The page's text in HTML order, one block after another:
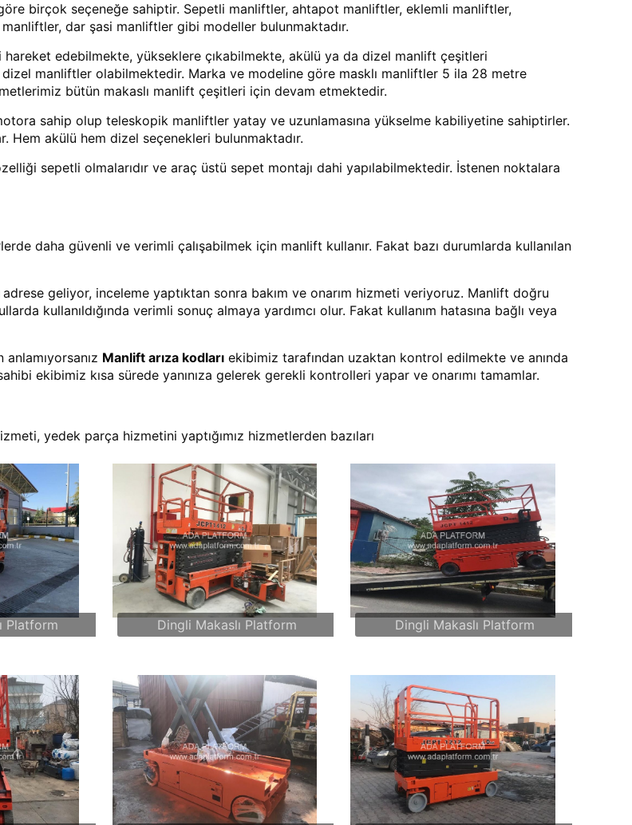
birçok seçeneğe sahiptir. Sepetli manliftler, ahtapot manliftler, eklemli manliftler,
dar şasi manliftler gibi modeller bulunmaktadır.
edebilmekte, yükseklere çıkabilmekte, akülü ya da dizel manlift çeşitleri
manliftler olabilmektedir. Marka ve modeline göre masklı manliftler 5 ila 28 metre
bütün makaslı manlift çeşitleri için devam etmektedir.
sahip olup teleskopik manliftler yatay ve uzunlamasına yükselme kabiliyetine sahiptirler.
Hem akülü hem dizel seçenekleri bulunmaktadır.
sepetli olmalarıdır ve araç üstü sepet montajı dahi yapılabilmektedir. İstenen noktalara
daha güvenli ve verimli çalışabilmek için manlift kullanır. Fakat bazı durumlarda kullanılan
geliyor, inceleme yaptıktan sonra bakım ve onarım hizmeti veriyoruz. Manlift doğru
kullanıldığında verimli sonuç almaya yardımcı olur. Fakat kullanım hatasına bağlı veya
Manlift arıza kodları ekibimiz tarafından uzaktan kontrol edilmekte ve anında
ekibimiz kısa sürede yanınıza gelerek gerekli kontrolleri yapar ve onarımı tamamlar.
yedek parça hizmetini yaptığımız hizmetlerden bazıları
Platform Dingli Makaslı Platform Dingli Makaslı Platform